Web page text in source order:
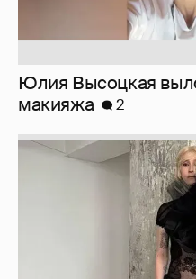
Юлия Высоцкая
макияжа
2